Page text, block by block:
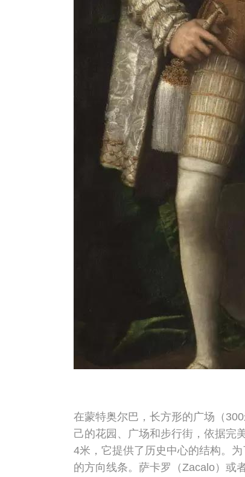
在蒙特奥尔巴，长方形的广场（
己的花园、广场和步行街，依据完
4米，它提供了历史中心的结构。
的方向线条。萨卡罗（Zacalo）或